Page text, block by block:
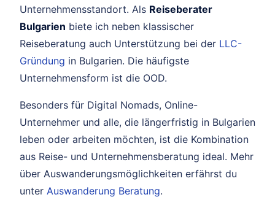
Unternehmensstandort. Als Reiseberater
Bulgarien biete ich neben klassischer
Reiseberatung auch Unterstützung bei der LLC-
Gründung in Bulgarien. Die häufigste
Unternehmensform ist die OOD.
Besonders für Digital Nomads, Online-
Unternehmer und alle, die längerfristig in Bulgarien
leben oder arbeiten möchten, ist die Kombination
aus Reise- und Unternehmensberatung ideal. Mehr
über Auswanderungsmöglichkeiten erfährst du
unter Auswanderung Beratung.